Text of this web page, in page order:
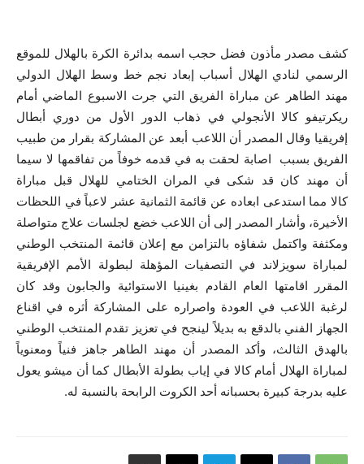
كشف مصدر مأذون فضل حجب اسمه بدائرة الكرة بالهلال للموقع
الرسمي لنادي الهلال أسباب إبعاد نجم خط وسط الهلال الدولي
مهند الطاهر عن مباراة الفريق التي جرت الاسبوع الماضي أمام
ريكرتيفو كالا الأنجولي في ذهاب الدور الأول من دوري أبطال
إفريقيا وقال المصدر أن اللاعب أبعد عن المشاركة بقرار من طبيب
الفريق بسبب اصابة لحقت به في قدمه خوفاً من تفاقمها لا سيما
أن مهند كان قد شكى في المران الختامي للهلال قبل مباراة
كالا مما استدعى ابعاده عن قائمة الثمانية عشر لاعباً في اللحظات
الأخيرة، وأشار المصدر إلى أن اللاعب خضع لجلسات علاج متواصلة
ومكثفة واكتمل شفاؤه بالتزامن مع إعلان قائمة المنتخب الوطني
لمباراة سويزلاند في التصفيات المؤهلة لبطولة الأمم الإفريقية
المقرر اقامتها العام القادم بغينيا الاستوائية والجابون وقد كان
لرغبة اللاعب في العودة واصراره على المشاركة أثره في اقناع
الجهاز الفني بالدقع به بديلاً لينجح في تعزيز تقدم المنتخب الوطني
بالهدق الثالث، وأكد المصدر أن مهند الطاهر جاهز فنياً ومعنوياً
لمباراة الهلال أمام كالا في إياب بطولة الأبطال كما أن ميشو يعول
عليه بدرجة كبيرة بحسبانه أحد الكروت الرابحة بالنسبة له.